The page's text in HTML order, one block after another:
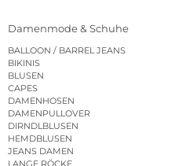
Damenmode & Schuhe
BALLOON / BARREL JEANS
BIKINIS
BLUSEN
CAPES
DAMENHOSEN
DAMENPULLOVER
DIRNDLBLUSEN
HEMDBLUSEN
JEANS DAMEN